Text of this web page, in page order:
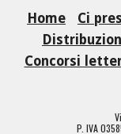
Home Ci
Concorsi
P. IVA